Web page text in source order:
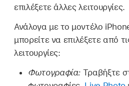
επιλέξετε άλλες λειτουργίες.
Ανάλογα με το μοντέλο
μπορείτε να επιλέξετε από
λειτουργίες:
Φωτογραφία: Τραβήξτε